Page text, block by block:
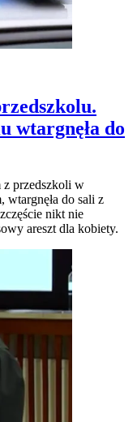
wtargnęła do
z przedszkoli w
do sali z
nikt nie
areszt dla kobiety.